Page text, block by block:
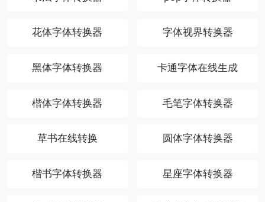
花体字体转换器 字体视界转换器
黑体字体转换器 卡通字体在线生成
楷体字体转换器 毛笔字体转换器
草书在线转换 圆体字体转换器
楷书字体转换器 星座字体转换器